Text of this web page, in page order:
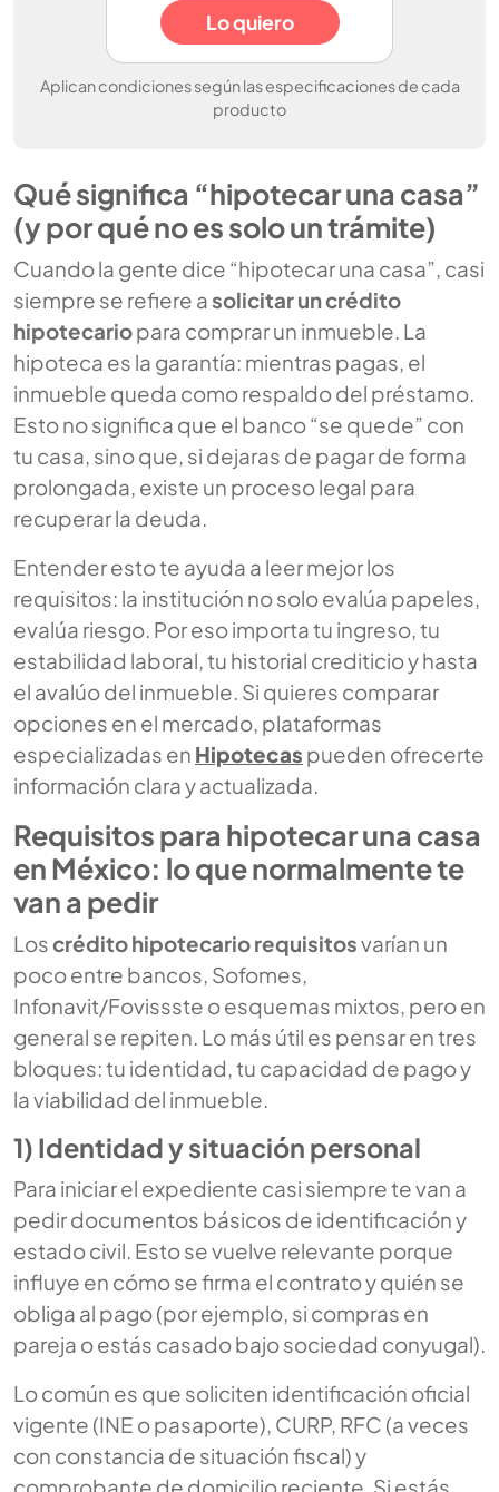
Lo quiero
Aplican condiciones según las especificaciones de cada
producto
Qué significa “hipotecar una casa”
(y por qué no es solo un trámite)
Cuando la gente dice “hipotecar una casa”, casi
siempre se refiere asolicitar un crédito
hipotecariopara comprar un inmueble. La
hipoteca es la garantía: mientras pagas, el
inmueble queda como respaldo del préstamo.
Esto no significa que el banco “se quede” con
tu casa, sino que, si dejaras de pagar de forma
prolongada, existe un proceso legal para
recuperar la deuda.
Entender esto te ayuda a leer mejor los
requisitos: la institución no solo evalúa papeles,
evalúa riesgo. Por eso importa tu ingreso, tu
estabilidad laboral, tu historial crediticio y hasta
el avalúo del inmueble. Si quieres comparar
opciones en el mercado, plataformas
especializadas en Hipotecas pueden ofrecerte
información clara y actualizada.
Requisitos para hipotecar una casa
en México: lo que normalmente te
van a pedir
Loscrédito hipotecario requisitosvarían un
poco entre bancos, Sofomes,
Infonavit/Fovissste o esquemas mixtos, pero en
general se repiten. Lo más útil es pensar en tres
bloques: tu identidad, tu capacidad de pago y
la viabilidad del inmueble.
1) Identidad y situación personal
Para iniciar el expediente casi siempre te van a
pedir documentos básicos de identificación y
estado civil. Esto se vuelve relevante porque
influye en cómo se firma el contrato y quién se
obliga al pago (por ejemplo, si compras en
pareja o estás casado bajo sociedad conyugal).
Lo común es que soliciten identificación oficial
vigente (INE o pasaporte), CURP, RFC (a veces
con constancia de situación fiscal) y
comprobante de domicilio reciente. Si estás